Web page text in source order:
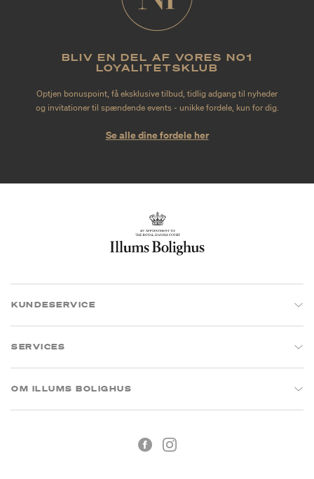
BLIV EN DEL AF VORES NO1
LOYALITETSKLUB
Optjen bonuspoint, få eksklusive tilbud, tidlig adgang til nyheder
og invitationer til spændende events - unikke fordele, kun for dig.
Se alle dine fordele her
KUNDESERVICE
SERVICES
OM ILLUMS BOLIGHUS